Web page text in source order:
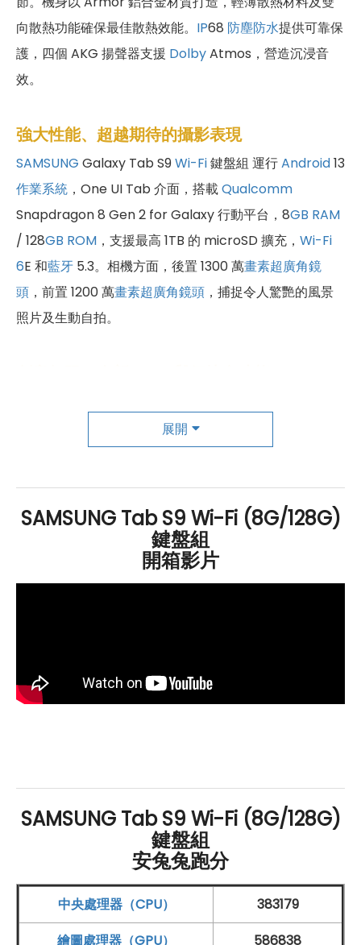
向散熱功能確保最佳散熱效能。 IP68 防塵防水提供可靠保
護，四個 AKG 揚聲器支援 DolbyAtmos，營造沉浸音
效。
強大性能、超越期待的攝影表現
SAMSUNG Galaxy Tab S9Wi-Fi鍵盤組 運行Android13
作業系統 ，One UI Tab 介面，搭載Qualcomm
Snapdragon 8 Gen 2 for Galaxy 行動平台，8GB RAM
/ 128GB ROM ，支援最高 1TB 的 microSD 擴充， Wi-Fi
6E 和藍牙 5.3。相機方面，後置 1300 萬畫素超廣角鏡
頭 ，前置 1200 萬畫素超廣角鏡頭 ，捕捉令人驚艷的風景
照片及生動自拍。
認證，寫作體驗類似紙筆，適用於
記錄創意，並可在搜尋欄、瀏覽器和應用程式商店書寫。
使用體驗，支援滑鼠操作、視窗縮放、排列和內建第二螢
幕功能，可在GoogleMeet 視訊通話中進行畫面分享和
作業系統 、One UI Tab 操作介面
支援 120% DCI-P3 色域、對比度 1000,000：1、
處理性能和記憶體：
QualcommSnapdragon 8 Gen 2 for Galaxy 行
展開
SAMSUNG Tab S9 Wi-Fi (8G/128G)
鍵盤組
開箱影片
SAMSUNG Tab S9 Wi-Fi (8G/128G)
鍵盤組
安兔兔跑分
中央處理器（CPU）
383179
繪圖處理器（GPU）
586838